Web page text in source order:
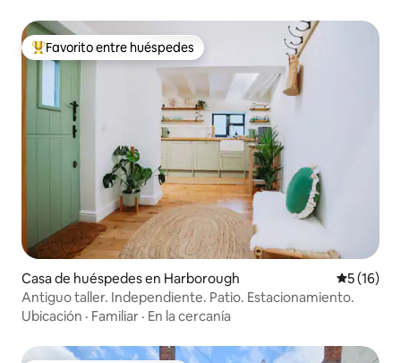
Favorito entre huéspedes preferido
Favorito entre huéspedes
Casa de huéspedes en Harborough
5 (16)
Antiguo taller. Independiente. Patio. Estacionamiento.
Ubicación · Familiar · En la cercanía